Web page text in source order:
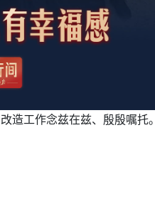
造工作念兹在兹、殷殷嘱托。